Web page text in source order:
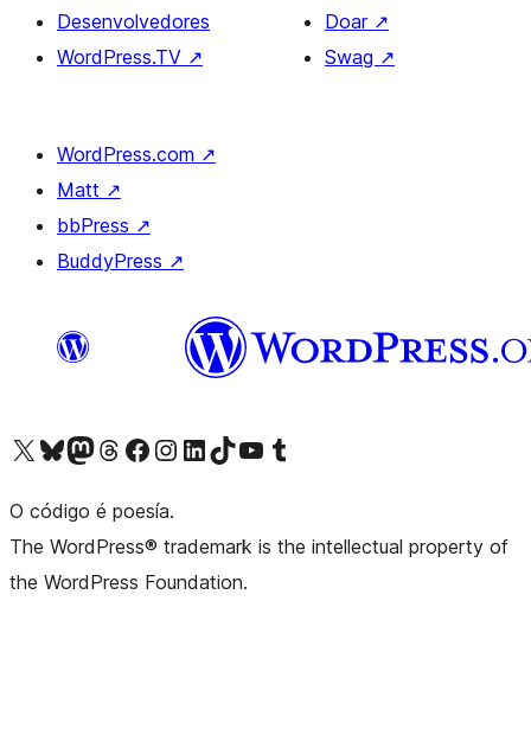
Desenvolvedores
WordPress.TV ↗
Doar ↗
Swag ↗
WordPress.com ↗
Matt ↗
bbPress ↗
BuddyPress ↗
Visita la cuenta de X (anteriormente Twitter)
Visita a nosa conta de Bluesky
Visita a nosa conta de Mastodon
Visita a nosa conta de Threads
Visita a nosa páxina de Facebook
Visita a nosa conta de Instagram
Visita a nosa conta de LinkedIn
Visita a nosa conta de TikTok
Visita a nosa canle de YouTube
Visita a nosa conta de Tumblr
O código é poesía.
The WordPress® trademark is the intellectual property of
the WordPress Foundation.